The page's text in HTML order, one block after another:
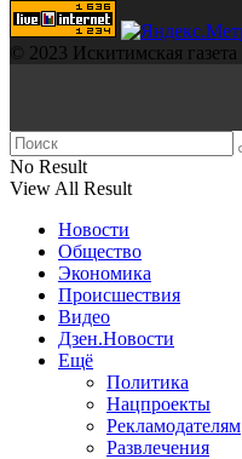
© 2023 Искитимская газета
No Result
View All Result
Новости
Общество
Экономика
Происшествия
Видео
Дзен.Новости
Ещё
Политика
Нацпроекты
Рекламодателям
Развлечения